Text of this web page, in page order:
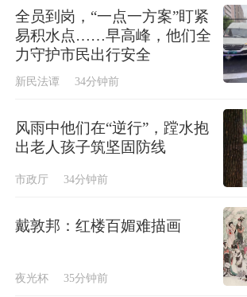
全员到岗，“一点一方案”盯紧
易积水点……早高峰，他们全
力守护市民出行安全
新民法谭 34分钟前
风雨中他们在“逆行”，蹚水抱
出老人孩子筑坚固防线
市政厅 34分钟前
戴敦邦：红楼百媚难描画
夜光杯 35分钟前